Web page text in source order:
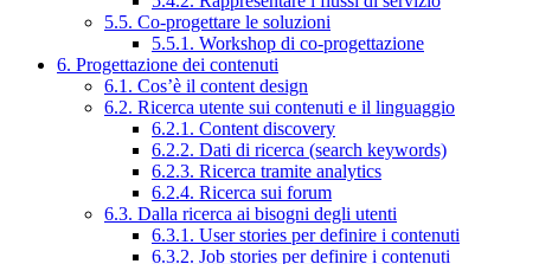
5.5. Co-progettare le soluzioni
5.5.1. Workshop di co-progettazione
6. Progettazione dei contenuti
6.1. Cos’è il content design
6.2. Ricerca utente sui contenuti e il linguaggio
6.2.1. Content discovery
6.2.2. Dati di ricerca (search keywords)
6.2.3. Ricerca tramite analytics
6.2.4. Ricerca sui forum
6.3. Dalla ricerca ai bisogni degli utenti
6.3.1. User stories per definire i contenuti
6.3.2. Job stories per definire i contenuti